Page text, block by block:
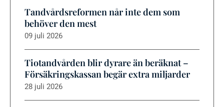
Tandvårdsreformen når inte dem som
behöver den mest
09 juli 2026
Tiotandvården blir dyrare än beräknat –
Försäkringskassan begär extra miljarder
28 juli 2026